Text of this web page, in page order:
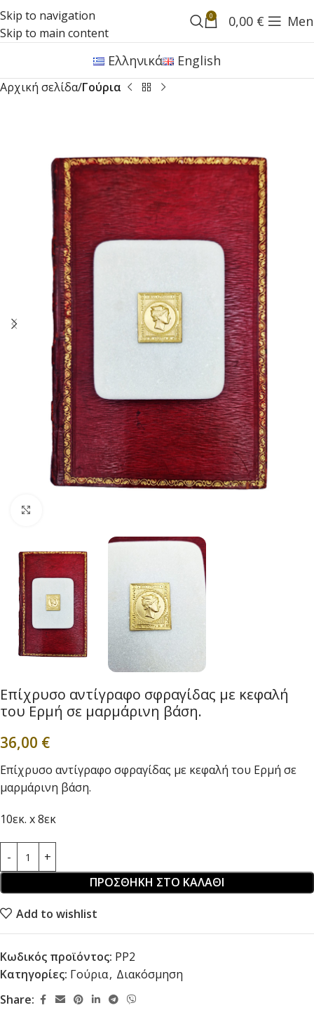
Skip to navigation
Skip to main content
0 0,00 €
Ελληνικά English
Αρχική σελίδα Γούρια
Επίχρυσο αντίγραφο σφραγίδας με κεφαλή
του Ερμή σε μαρμάρινη βάση.
36,00 €
Επίχρυσο αντίγραφο σφραγίδας με κεφαλή του Ερμή σε
μαρμάρινη βάση.
10εκ. x 8εκ
ΠΡΟΣΘΉΚΗ ΣΤΟ ΚΑΛΆΘΙ
Add to wishlist
Κωδικός προϊόντος: PP2
Κατηγορίες: Γούρια, Διακόσμηση
Share: